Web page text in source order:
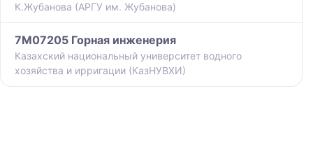
К.Жубанова (АРГУ им. Жубанова)
7M07205 Горная инженерия
Казахский национальный университет водного
хозяйства и ирригации (КазНУВХИ)